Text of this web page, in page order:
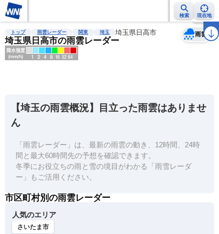
検索 現在地
雨雲レーダー 台風情報 地震情報 警報・注意報 2週間天気 ラ
トップ 雨雲レーダー 関東 埼玉 埼玉県日高市
埼玉県日高市の雨雲レーダー
雨雲
天気 台風
【埼玉の雨雲概況】目立った雨雲はありませ
ん
「雨雲レーダー」は、最新の雨雲の動き、12時間、24時
間と最大60時間先の予想を確認できます。
冬季にお役立ちの雨と雪の境目がわかる「雨雪レーダ
ー」もご活用ください。
市区町村別の雨雲レーダー
人気のエリア
さいたま市